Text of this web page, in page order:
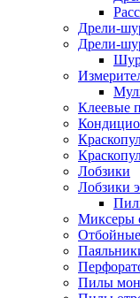
Дрели-
Дрели-
Клеевые
Лобзики
Лобзики
Миксеры
Пилы